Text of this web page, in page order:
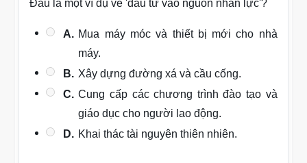
Đâu là một ví dụ về 'đầu tư vào nguồn nhân lực'?
A. Mua máy móc và thiết bị mới cho nhà
máy.
B. Xây dựng đường xá và cầu cống.
C. Cung cấp các chương trình đào tạo và
giáo dục cho người lao động.
D. Khai thác tài nguyên thiên nhiên.